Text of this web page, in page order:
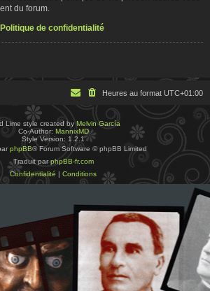
du forum.
Politique de confidentialité
Heures au format UTC+01:00
Lime style created byMelvin García
Co-Author: MannixMD
Style Version: 1.2.1
phpBB® Forum Software © phpBB Limited
Traduit parphpBB-fr.com
Confidentialité | Conditions